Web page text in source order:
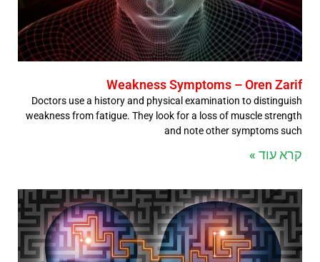
Weakness Symptoms – Oren Zarif
Doctors use a history and physical examination to distinguish
weakness from fatigue. They look for a loss of muscle strength
and note other symptoms such
קרא עוד »